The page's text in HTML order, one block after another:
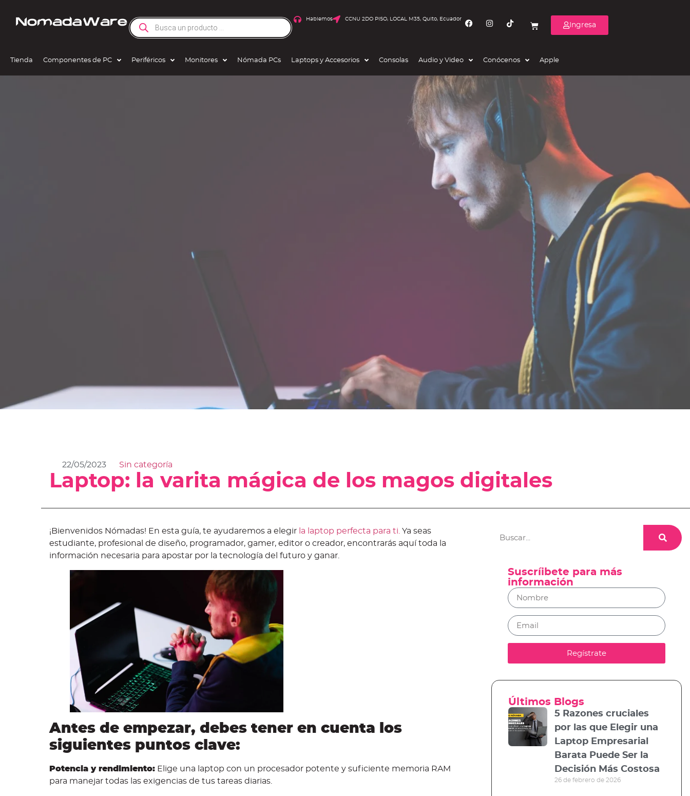
Hablemos CCNU 2DO PISO, LOCAL M35, Quito, Ecuador
Ingresa
Tienda Componentes de PC Periféricos Monitores Nómada PCs Laptops y Accesorios Consolas Audio y Video Conócenos Apple
22/05/2023 Sin categoría
Laptop: la varita mágica de los magos digitales
¡Bienvenidos Nómadas! En esta guía, te ayudaremos a elegir la laptop perfecta para ti. Ya seas
estudiante, profesional de diseño, programador, gamer, editor o creador, encontrarás aquí toda la
información necesaria para apostar por la tecnología del futuro y ganar.
Antes de empezar, debes tener en cuenta los
siguientes puntos clave:
Potencia y rendimiento: Elige una laptop con un procesador potente y suficiente memoria RAM
para manejar todas las exigencias de tus tareas diarias.
Suscríibete para más
información
Regístrate
Últimos Blogs
5 Razones cruciales
por las que Elegir una
Laptop Empresarial
Barata Puede Ser la
Decisión Más Costosa
26 de febrero de 2026